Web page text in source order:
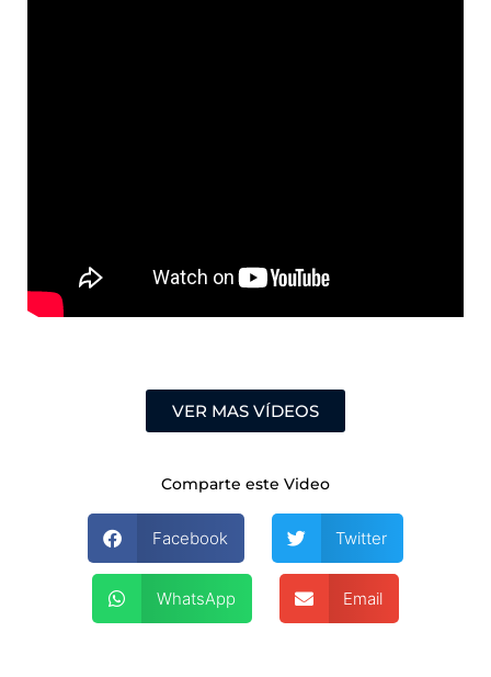
VER MAS VÍDEOS
Comparte este Video
Facebook Twitter
WhatsApp Email